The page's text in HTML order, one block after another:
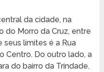
da cidade, na
do Morro da Cruz, entre
seus limites é a Rua
Centro. Do outro lado, a
do bairro da Trindade.